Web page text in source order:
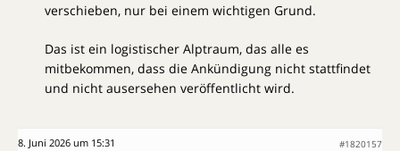
verschieben, nur bei einem wichtigen Grund.
Das ist ein logistischer Alptraum, das alle es
mitbekommen, dass die Ankündigung nicht stattfindet
und nicht ausersehen veröffentlicht wird.
8. Juni 2026 um 15:31 #1820157